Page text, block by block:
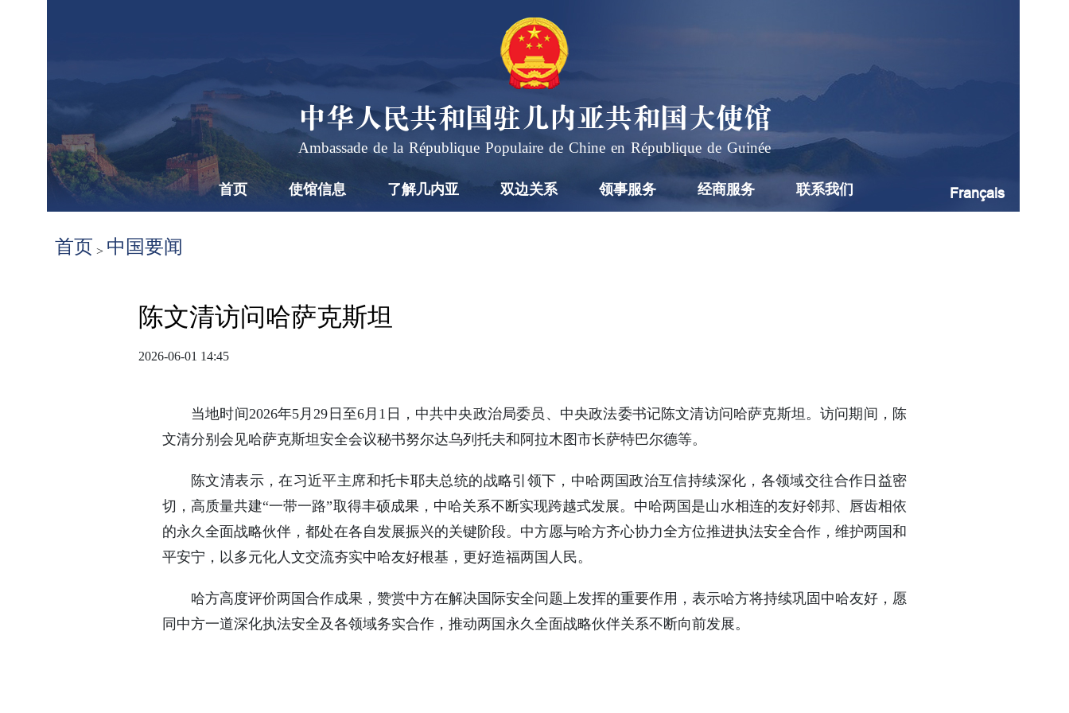
中华人民共和国驻几内亚共和国大使馆
Ambassade de la République Populaire de Chine en République de Guinée
首页 使馆信息 了解几内亚 双边关系 领事服务 经商服务 联系我们 Français
首页 > 中国要闻
陈文清访问哈萨克斯坦
2026-06-01 14:45
当地时间2026年5月29日至6月1日，中共中央政治局委员、中央政法委书记陈文清访问哈萨克斯坦。访问期间，陈
文清分别会见哈萨克斯坦安全会议秘书努尔达乌列托夫和阿拉木图市长萨特巴尔德等。
陈文清表示，在习近平主席和托卡耶夫总统的战略引领下，中哈两国政治互信持续深化，各领域交往合作日益密
切，高质量共建“一带一路”取得丰硕成果，中哈关系不断实现跨越式发展。中哈两国是山水相连的友好邻邦、唇齿相依
的永久全面战略伙伴，都处在各自发展振兴的关键阶段。中方愿与哈方齐心协力全方位推进执法安全合作，维护两国和
平安宁，以多元化人文交流夯实中哈友好根基，更好造福两国人民。
哈方高度评价两国合作成果，赞赏中方在解决国际安全问题上发挥的重要作用，表示哈方将持续巩固中哈友好，愿
同中方一道深化执法安全及各领域务实合作，推动两国永久全面战略伙伴关系不断向前发展。